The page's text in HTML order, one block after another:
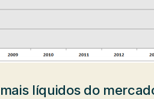
líquidos do